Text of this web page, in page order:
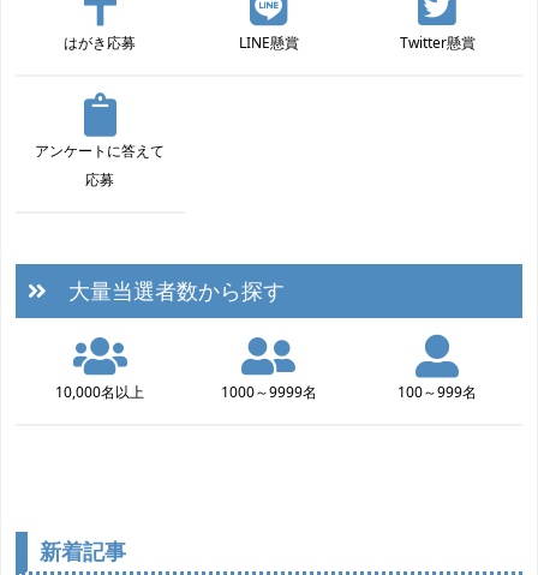
はがき応募 LINE懸賞 Twitter懸賞
アンケートに答えて
応募
大量当選者数から探す
10,000名以上 1000～9999名 100～999名
新着記事